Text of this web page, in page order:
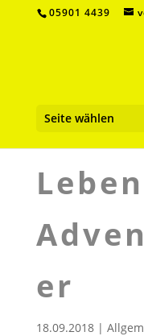
05901 4439
Seite wählen
er
18.09.2018|